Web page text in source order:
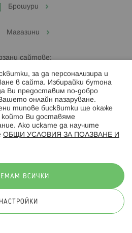
Брошури
Магазини
сайтове:
ни:
Всички права запазени
за да персонализира и
в сайта. Избирайки бутона
Ви предоставим по-добро
онлайн пазаруване.
типове бисквитки ще окаже
който Ви доставяме
Ако искате да научите
ОБЩИ УСЛОВИЯ ЗА ПОЛЗВАНЕ И
ВСИЧКИ
НАСТРОЙКИ